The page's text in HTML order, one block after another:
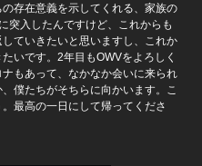
存在意義を示してくれる、家族の
突入したんですけど、これからも
ていきたいと思いますし、これか
いです。2年目もOWVをよろしく
もあって、なかなか会いに来られ
僕たちがそちらに向かいます。こ
最高の一日にして帰ってくださ